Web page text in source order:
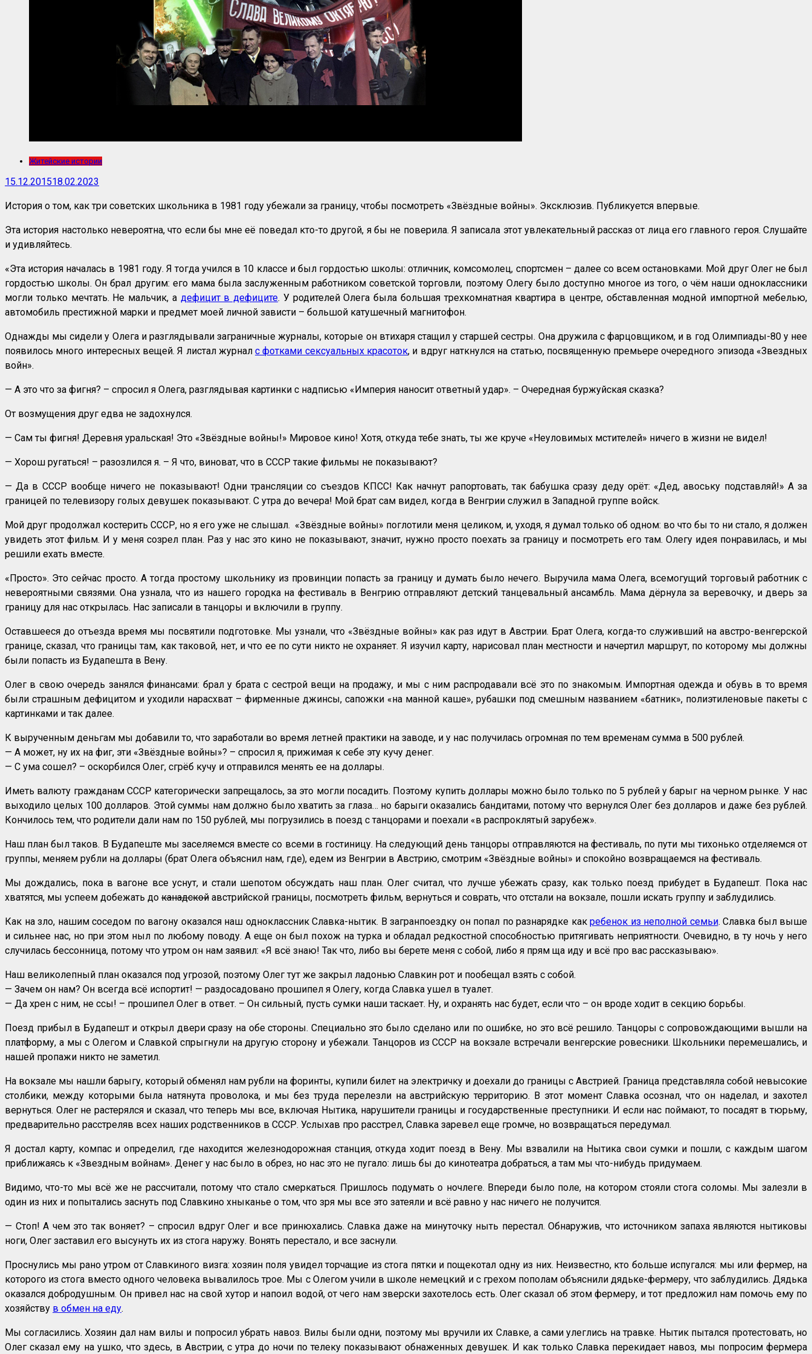
Житейские истории
15.12.201518.02.2023
История о том, как три советских школьника в 1981 году убежали за границу, чтобы посмотреть «Звёздные войны». Эксклюзив. Публикуется впервые.
Эта история настолько невероятна, что если бы мне её поведал кто-то другой, я бы не поверила. Я записала этот увлекательный рассказ от лица его главного героя. Слушайте
и удивляйтесь.
«Эта история началась в 1981 году. Я тогда учился в 10 классе и был гордостью школы: отличник, комсомолец, спортсмен – далее со всем остановками. Мой друг Олег не был
гордостью школы. Он брал другим: его мама была заслуженным работником советской торговли, поэтому Олегу было доступно многое из того, о чём наши одноклассники
могли только мечтать. Не мальчик, а дефицит в дефиците. У родителей Олега была большая трехкомнатная квартира в центре, обставленная модной импортной мебелью,
автомобиль престижной марки и предмет моей личной зависти – большой катушечный магнитофон.
Однажды мы сидели у Олега и разглядывали заграничные журналы, которые он втихаря стащил у старшей сестры. Она дружила с фарцовщиком, и в год Олимпиады-80 у нее
появилось много интересных вещей. Я листал журналс фотками сексуальных красоток, и вдруг наткнулся на статью, посвященную премьере очередного эпизода «Звездных
войн».
— А это что за фигня? – спросил я Олега, разглядывая картинки с надписью «Империя наносит ответный удар». – Очередная буржуйская сказка?
От возмущения друг едва не задохнулся.
— Сам ты фигня! Деревня уральская! Это «Звёздные войны!» Мировое кино! Хотя, откуда тебе знать, ты же круче «Неуловимых мстителей» ничего в жизни не видел!
— Хорош ругаться! – разозлился я. – Я что, виноват, что в СССР такие фильмы не показывают?
— Да в СССР вообще ничего не показывают! Одни трансляции со съездов КПСС! Как начнут рапортовать, так бабушка сразу деду орёт: «Дед, авоську подставляй!» А за
границей по телевизору голых девушек показывают. С утра до вечера! Мой брат сам видел, когда в Венгрии служил в Западной группе войск.
Мой друг продолжал костерить СССР, но я его уже не слышал. «Звёздные войны» поглотили меня целиком, и, уходя, я думал только об одном: во что бы то ни стало, я должен
увидеть этот фильм. И у меня созрел план. Раз у нас это кино не показывают, значит, нужно просто поехать за границу и посмотреть его там. Олегу идея понравилась, и мы
решили ехать вместе.
«Просто». Это сейчас просто. А тогда простому школьнику из провинции попасть за границу и думать было нечего. Выручила мама Олега, всемогущий торговый работник с
невероятными связями. Она узнала, что из нашего городка на фестиваль в Венгрию отправляют детский танцевальный ансамбль. Мама дёрнула за веревочку, и дверь за
границу для нас открылась. Нас записали в танцоры и включили в группу.
Оставшееся до отъезда время мы посвятили подготовке. Мы узнали, что «Звёздные войны» как раз идут в Австрии. Брат Олега, когда-то служивший на австро-венгерской
границе, сказал, что границы там, как таковой, нет, и что ее по сути никто не охраняет. Я изучил карту, нарисовал план местности и начертил маршрут, по которому мы должны
были попасть из Будапешта в Вену.
Олег в свою очередь занялся финансами: брал у брата с сестрой вещи на продажу, и мы с ним распродавали всё это по знакомым. Импортная одежда и обувь в то время
были страшным дефицитом и уходили нарасхват – фирменные джинсы, сапожки «на манной каше», рубашки под смешным названием «батник», полиэтиленовые пакеты с
картинками и так далее.
К вырученным деньгам мы добавили то, что заработали во время летней практики на заводе, и у нас получилась огромная по тем временам сумма в 500 рублей.
— А может, ну их на фиг, эти «Звёздные войны»? – спросил я, прижимая к себе эту кучу денег.
— С ума сошел? – оскорбился Олег, сгрёб кучу и отправился менять ее на доллары.
Иметь валюту гражданам СССР категорически запрещалось, за это могли посадить. Поэтому купить доллары можно было только по 5 рублей у барыг на черном рынке. У нас
выходило целых 100 долларов. Этой суммы нам должно было хватить за глаза… но барыги оказались бандитами, потому что вернулся Олег без долларов и даже без рублей.
Кончилось тем, что родители дали нам по 150 рублей, мы погрузились в поезд с танцорами и поехали «в распроклятый зарубеж».
Наш план был таков. В Будапеште мы заселяемся вместе со всеми в гостиницу. На следующий день танцоры отправляются на фестиваль, по пути мы тихонько отделяемся от
группы, меняем рубли на доллары (брат Олега объяснил нам, где), едем из Венгрии в Австрию, смотрим «Звёздные войны» и спокойно возвращаемся на фестиваль.
Мы дождались, пока в вагоне все уснут, и стали шепотом обсуждать наш план. Олег считал, что лучше убежать сразу, как только поезд прибудет в Будапешт. Пока нас
хватятся, мы успеем добежать до канадской австрийской границы, посмотреть фильм, вернуться и соврать, что отстали на вокзале, пошли искать группу и заблудились.
Как на зло, нашим соседом по вагону оказался наш одноклассник Славка-нытик. В загранпоездку он попал по разнарядке как ребенок из неполной семьи. Славка был выше
и сильнее нас, но при этом ныл по любому поводу. А еще он был похож на турка и обладал редкостной способностью притягивать неприятности. Очевидно, в ту ночь у него
случилась бессонница, потому что утром он нам заявил: «Я всё знаю! Так что, либо вы берете меня с собой, либо я прям ща иду и всё про вас рассказываю».
Наш великолепный план оказался под угрозой, поэтому Олег тут же закрыл ладонью Славкин рот и пообещал взять с собой.
— Зачем он нам? Он всегда всё испортит! — раздосадовано прошипел я Олегу, когда Славка ушел в туалет.
— Да хрен с ним, не ссы! – прошипел Олег в ответ. – Он сильный, пусть сумки наши таскает. Ну, и охранять нас будет, если что – он вроде ходит в секцию борьбы.
Поезд прибыл в Будапешт и открыл двери сразу на обе стороны. Специально это было сделано или по ошибке, но это всё решило. Танцоры с сопровождающими вышли на
платформу, а мы с Олегом и Славкой спрыгнули на другую сторону и убежали. Танцоров из СССР на вокзале встречали венгерские ровесники. Школьники перемешались, и
нашей пропажи никто не заметил.
На вокзале мы нашли барыгу, который обменял нам рубли на форинты, купили билет на электричку и доехали до границы с Австрией. Граница представляла собой невысокие
столбики, между которыми была натянута проволока, и мы без труда перелезли на австрийскую территорию. В этот момент Славка осознал, что он наделал, и захотел
вернуться. Олег не растерялся и сказал, что теперь мы все, включая Нытика, нарушители границы и государственные преступники. И если нас поймают, то посадят в тюрьму,
предварительно расстреляв всех наших родственников в СССР. Услыхав про расстрел, Славка заревел еще громче, но возвращаться передумал.
Я достал карту, компас и определил, где находится железнодорожная станция, откуда ходит поезд в Вену. Мы взвалили на Нытика свои сумки и пошли, с каждым шагом
приближаясь к «Звездным войнам». Денег у нас было в обрез, но нас это не пугало: лишь бы до кинотеатра добраться, а там мы что-нибудь придумаем.
Видимо, что-то мы всё же не рассчитали, потому что стало смеркаться. Пришлось подумать о ночлеге. Впереди было поле, на котором стояли стога соломы. Мы залезли в
один из них и попытались заснуть под Славкино хныканье о том, что зря мы все это затеяли и всё равно у нас ничего не получится.
— Стоп! А чем это так воняет? – спросил вдруг Олег и все принюхались. Славка даже на минуточку ныть перестал. Обнаружив, что источником запаха являются нытиковы
ноги, Олег заставил его высунуть их из стога наружу. Вонять перестало, и все заснули.
Проснулись мы рано утром от Славкиного визга: хозяин поля увидел торчащие из стога пятки и пощекотал одну из них. Неизвестно, кто больше испугался: мы или фермер, на
которого из стога вместо одного человека вывалилось трое. Мы с Олегом учили в школе немецкий и с грехом пополам объяснили дядьке-фермеру, что заблудились. Дядька
оказался добродушным. Он привел нас на свой хутор и напоил водой, от чего нам зверски захотелось есть. Олег сказал об этом фермеру, и тот предложил нам помочь ему по
хозяйству в обмен на еду.
Мы согласились. Хозяин дал нам вилы и попросил убрать навоз. Вилы были одни, поэтому мы вручили их Славке, а сами улеглись на травке. Нытик пытался протестовать, но
Олег сказал ему на ушко, что здесь, в Австрии, с утра до ночи по телеку показывают обнаженных девушек. И как только Славка перекидает навоз, мы попросим фермера